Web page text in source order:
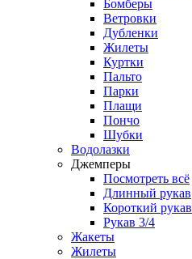
Бомберы
Ветровки
Дубленки
Жилеты
Куртки
Пальто
Парки
Плащи
Пончо
Шубки
Водолазки
Джемперы
Посмотреть всё
Длинный рукав
Короткий рукав
Рукав 3/4
Жакеты
Жилеты